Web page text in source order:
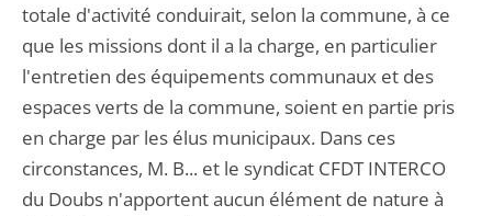
totale d'activité conduirait, selon la commune, à ce
que les missions dont il a la charge, en particulier
l'entretien des équipements communaux et des
espaces verts de la commune, soient en partie pris
en charge par les élus municipaux. Dans ces
circonstances, M. B... et le syndicat CFDT INTERCO
du Doubs n'apportent aucun élément de nature à